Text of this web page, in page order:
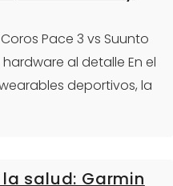
Pace 3 vs Suunto
al detalle En el
deportivos, la
salud: Garmin